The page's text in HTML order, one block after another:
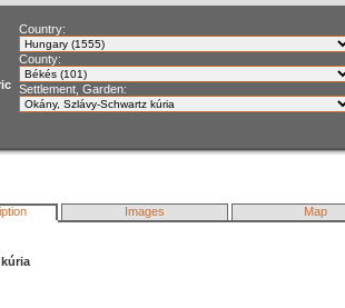
Country:
County:
Settlement, Garden:
Images Map